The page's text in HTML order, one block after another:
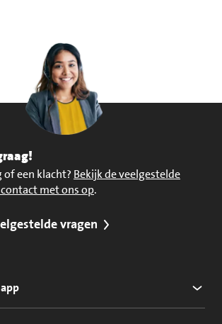
of een klacht? Bekijk de veelgestelde
met ons op.
vragen